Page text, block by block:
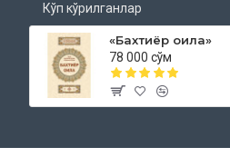
Кўп кўрилганлар
«Бахтиёр оила»
78 000 сўм